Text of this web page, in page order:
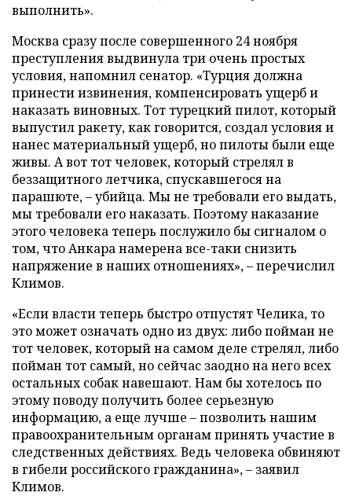
выполнить».
Москва сразу после совершенного 24 ноября
преступления выдвинула три очень простых
условия, напомнил сенатор. «Турция должна
принести извинения, компенсировать ущерб и
наказать виновных. Тот турецкий пилот, который
выпустил ракету, как говорится, создал условия и
нанес материальный ущерб, но пилоты были еще
живы. А вот тот человек, который стрелял в
беззащитного летчика, спускавшегося на
парашюте, – убийца. Мы не требовали его выдать,
мы требовали его наказать. Поэтому наказание
этого человека теперь послужило бы сигналом о
том, что Анкара намерена все-таки снизить
напряжение в наших отношениях», – перечислил
Климов.
«Если власти теперь быстро отпустят Челика, то
это может означать одно из двух: либо пойман не
тот человек, который на самом деле стрелял, либо
пойман тот самый, но сейчас заодно на него всех
остальных собак навешают. Нам бы хотелось по
этому поводу получить более серьезную
информацию, а еще лучше – позволить нашим
правоохранительным органам принять участие в
следственных действиях. Ведь человека обвиняют
в гибели российского гражданина», – заявил
Климов.